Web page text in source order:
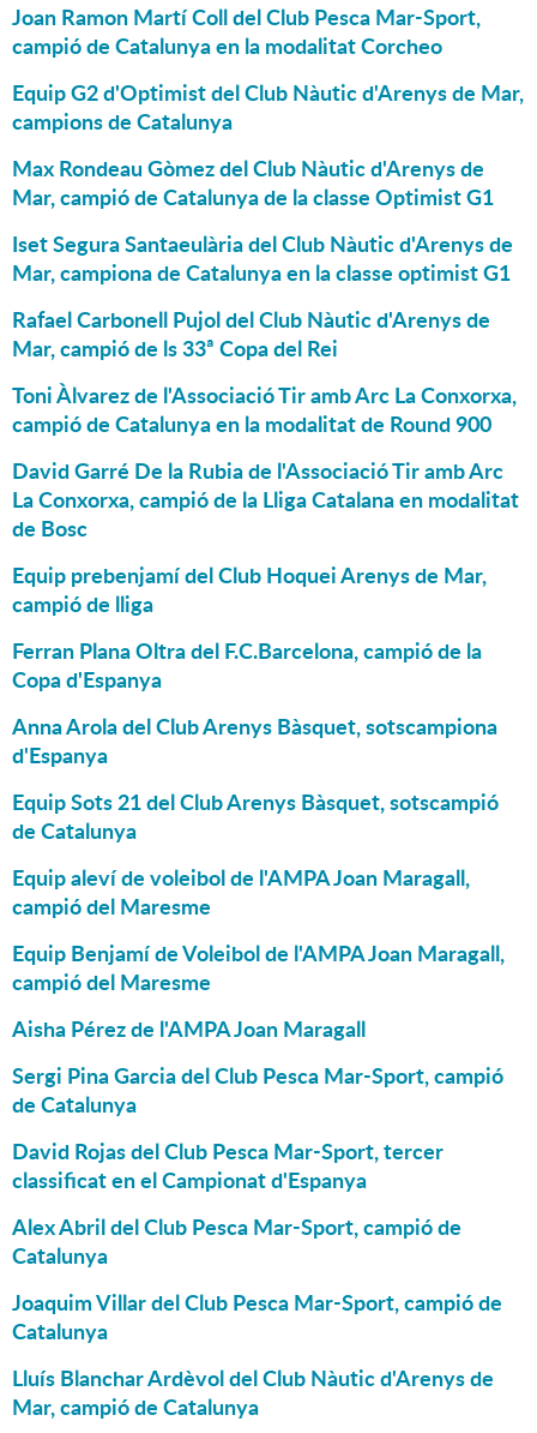
Joan Ramon Martí Coll del Club Pesca Mar-Sport,
campió de Catalunya en la modalitat Corcheo
Equip G2 d'Optimist del Club Nàutic d'Arenys de Mar,
campions de Catalunya
Max Rondeau Gòmez del Club Nàutic d'Arenys de
Mar, campió de Catalunya de la classe Optimist G1
Iset Segura Santaeulària del Club Nàutic d'Arenys de
Mar, campiona de Catalunya en la classe optimist G1
Rafael Carbonell Pujol del Club Nàutic d'Arenys de
Mar, campió de ls 33ª Copa del Rei
Toni Àlvarez de l'Associació Tir amb Arc La Conxorxa,
campió de Catalunya en la modalitat de Round 900
David Garré De la Rubia de l'Associació Tir amb Arc
La Conxorxa, campió de la Lliga Catalana en modalitat
de Bosc
Equip prebenjamí del Club Hoquei Arenys de Mar,
campió de lliga
Ferran Plana Oltra del F.C.Barcelona, campió de la
Copa d'Espanya
Anna Arola del Club Arenys Bàsquet, sotscampiona
d'Espanya
Equip Sots 21 del Club Arenys Bàsquet, sotscampió
de Catalunya
Equip aleví de voleibol de l'AMPA Joan Maragall,
campió del Maresme
Equip Benjamí de Voleibol de l'AMPA Joan Maragall,
campió del Maresme
Aisha Pérez de l'AMPA Joan Maragall
Sergi Pina Garcia del Club Pesca Mar-Sport, campió
de Catalunya
David Rojas del Club Pesca Mar-Sport, tercer
classificat en el Campionat d'Espanya
Alex Abril del Club Pesca Mar-Sport, campió de
Catalunya
Joaquim Villar del Club Pesca Mar-Sport, campió de
Catalunya
Lluís Blanchar Ardèvol del Club Nàutic d'Arenys de
Mar, campió de Catalunya